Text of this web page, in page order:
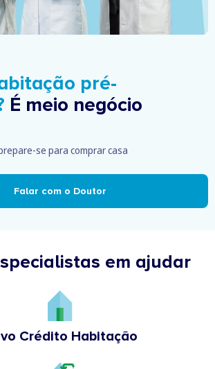
pré-
É meio negócio
se para comprar casa
Falar com o Doutor
em ajudar
Crédito Habitação